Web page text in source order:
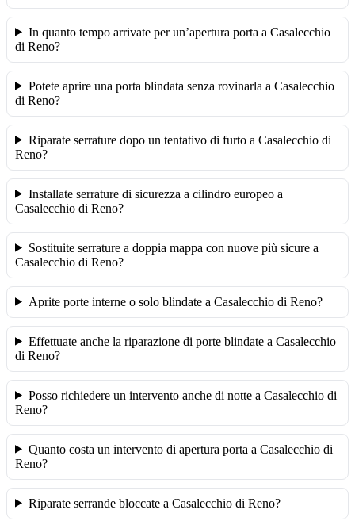
In quanto tempo arrivate per un’apertura porta a Casalecchio
di Reno?
Potete aprire una porta blindata senza rovinarla a Casalecchio
di Reno?
Riparate serrature dopo un tentativo di furto a Casalecchio di
Reno?
Installate serrature di sicurezza a cilindro europeo a
Casalecchio di Reno?
Sostituite serrature a doppia mappa con nuove più sicure a
Casalecchio di Reno?
Aprite porte interne o solo blindate a Casalecchio di Reno?
Effettuate anche la riparazione di porte blindate a Casalecchio
di Reno?
Posso richiedere un intervento anche di notte a Casalecchio di
Reno?
Quanto costa un intervento di apertura porta a Casalecchio di
Reno?
Riparate serrande bloccate a Casalecchio di Reno?